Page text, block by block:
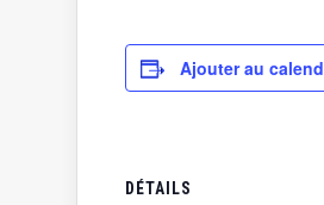
Ajouter au
DÉTAILS